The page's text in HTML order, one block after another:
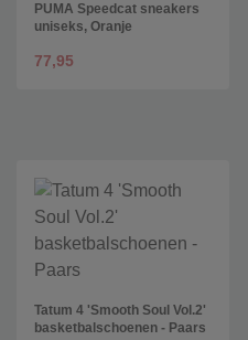
PUMA Speedcat sneakers
uniseks, Oranje
77,95
Tatum 4 'Smooth Soul Vol.2'
basketbalschoenen - Paars